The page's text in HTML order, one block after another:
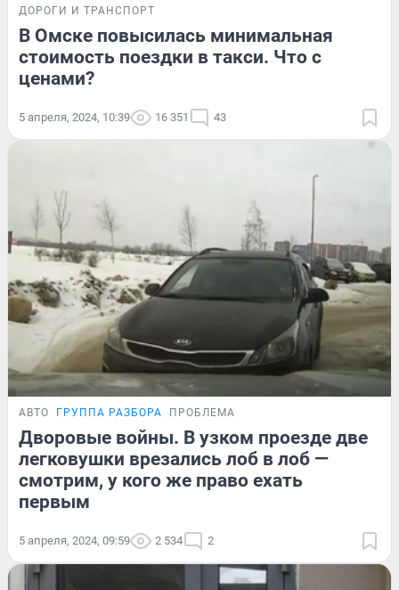
ДОРОГИ И ТРАНСПОРТ
В Омске повысилась минимальная
стоимость поездки в такси. Что с
ценами?
5 апреля, 2024, 10:39 16 351 43
АВТО ГРУППА РАЗБОРА ПРОБЛЕМА
Дворовые войны. В узком проезде две
легковушки врезались лоб в лоб —
смотрим, у кого же право ехать
первым
5 апреля, 2024, 09:59 2 534 2